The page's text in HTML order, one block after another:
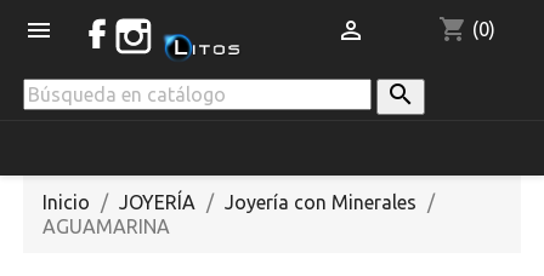
 shopping_cart (0)


Inicio JOYERÍA
Joyería con Minerales
AGUAMARINA